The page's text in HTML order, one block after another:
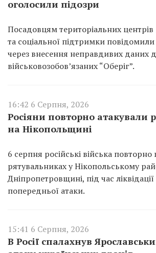
оголосили підозри
Посадовцям територіальних
та соціальної підтримки
через внесення неправдивих даних
військовозобов’язаних “Оберіг”.
16:42 6 Серпня, 2026
Росіяни повторно атакували
на Нікопольщині
6 серпня російські війська
рятувальниках у Нікопольському
Дніпропетровщині, під час ліквідації
попередньої атаки.
15:41 6 Серпня, 2026
В Росії спалахнув